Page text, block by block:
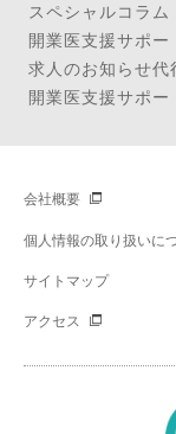
スペシャルコラム
開業医支援サポー
求人のお知らせ代
開業医支援サポ
会社概要
個人情報の取り扱いに
サイトマップ
アクセス